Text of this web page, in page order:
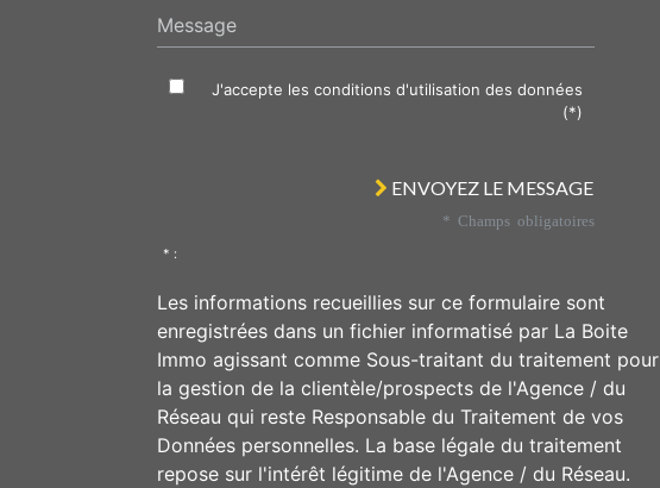
Message
J'accepte les conditions d'utilisation des données
(*)
ENVOYEZ LE MESSAGE
* Champs obligatoires
* :
Les informations recueillies sur ce formulaire sont
enregistrées dans un fichier informatisé par La Boite
Immo agissant comme Sous-traitant du traitement pour
la gestion de la clientèle/prospects de l'Agence / du
Réseau qui reste Responsable du Traitement de vos
Données personnelles. La base légale du traitement
repose sur l'intérêt légitime de l'Agence / du Réseau.